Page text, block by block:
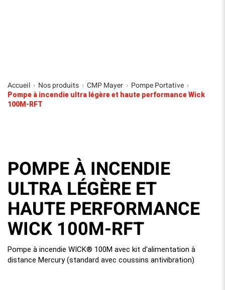
Accueil › Nos produits › CMP Mayer › Pompe Portative ›
Pompe à incendie ultra légère et haute performance Wick
100M-RFT
POMPE À INCENDIE
ULTRA LÉGÈRE ET
HAUTE PERFORMANCE
WICK 100M-RFT
Pompe à incendie WICK® 100M avec kit d'alimentation à
distance Mercury (standard avec coussins antivibration)